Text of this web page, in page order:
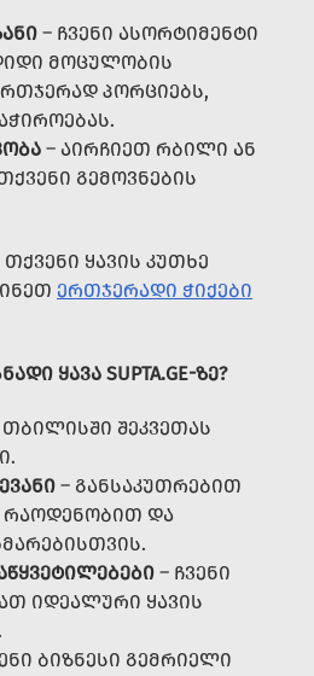
– ᲩᲕᲔᲜᲘ ᲐᲡᲝᲠᲢᲘᲛᲔᲜᲢᲘ
ᲛᲝᲪᲣᲚᲝᲑᲘᲡ
ᲞᲝᲠᲪᲘᲔᲑᲡ,
– ᲐᲘᲠᲩᲘᲔᲗ ᲠᲑᲘᲚᲘ ᲐᲜ
ᲒᲔᲛᲝᲕᲜᲔᲑᲘᲡ
ᲧᲐᲕᲘᲡ ᲙᲣᲗᲮᲔ
ᲔᲠᲗᲯᲔᲠᲐᲓᲘ ᲭᲘᲥᲔᲑᲘ
ᲧᲐᲕᲐ SUPTA.GE-ᲖᲔ?
ᲗᲑᲘᲚᲘᲡᲨᲘ ᲨᲔᲙᲕᲔᲗᲐᲡ
– ᲒᲐᲜᲡᲐᲙᲣᲗᲠᲔᲑᲘᲗ
ᲠᲐᲝᲓᲔᲜᲝᲑᲘᲗ ᲓᲐ
– ᲩᲕᲔᲜᲘ
ᲘᲓᲔᲐᲚᲣᲠᲘ ᲧᲐᲕᲘᲡ
ᲑᲘᲖᲜᲔᲡᲘ ᲒᲔᲛᲠᲘᲔᲚᲘ